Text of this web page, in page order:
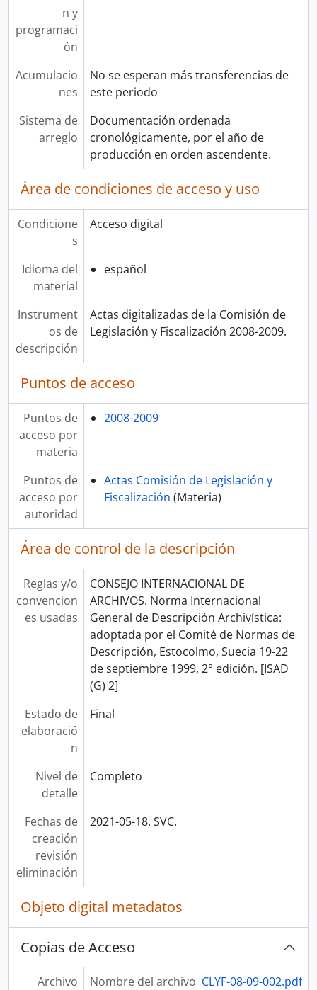
n y
programaci
ón
Acumulacio
nes
No se esperan más transferencias de
este periodo
Sistema de
arreglo
Documentación ordenada
cronológicamente, por el año de
producción en orden ascendente.
Área de condiciones de acceso y uso
Condicione
s
Acceso digital
Idioma del
material
español
Instrument
os de
descripción
Actas digitalizadas de la Comisión de
Legislación y Fiscalización 2008-2009.
Puntos de acceso
Puntos de
acceso por
materia
2008-2009
Puntos de
acceso por
autoridad
Actas Comisión de Legislación y
Fiscalización (Materia)
Área de control de la descripción
Reglas y/o
convencion
es usadas
CONSEJO INTERNACIONAL DE
ARCHIVOS. Norma Internacional
General de Descripción Archivística:
adoptada por el Comité de Normas de
Descripción, Estocolmo, Suecia 19-22
de septiembre 1999, 2° edición. [ISAD
(G) 2]
Estado de
elaboració
n
Final
Nivel de
detalle
Completo
Fechas de
creación
revisión
eliminación
2021-05-18. SVC.
Objeto digital metadatos
Copias de Acceso
Archivo
Nombre del archivo CLYF-08-09-002.pdf